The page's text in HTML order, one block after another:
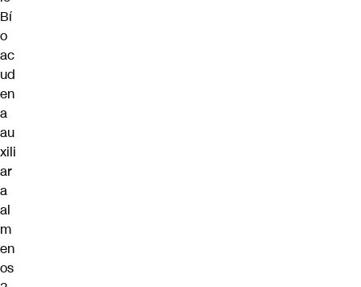
Bí
o
ac
ud
en
a
au
xili
ar
a
al
m
en
os